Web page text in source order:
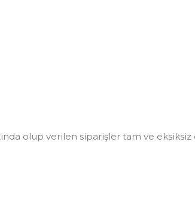
olup verilen siparişler tam ve eksiksiz